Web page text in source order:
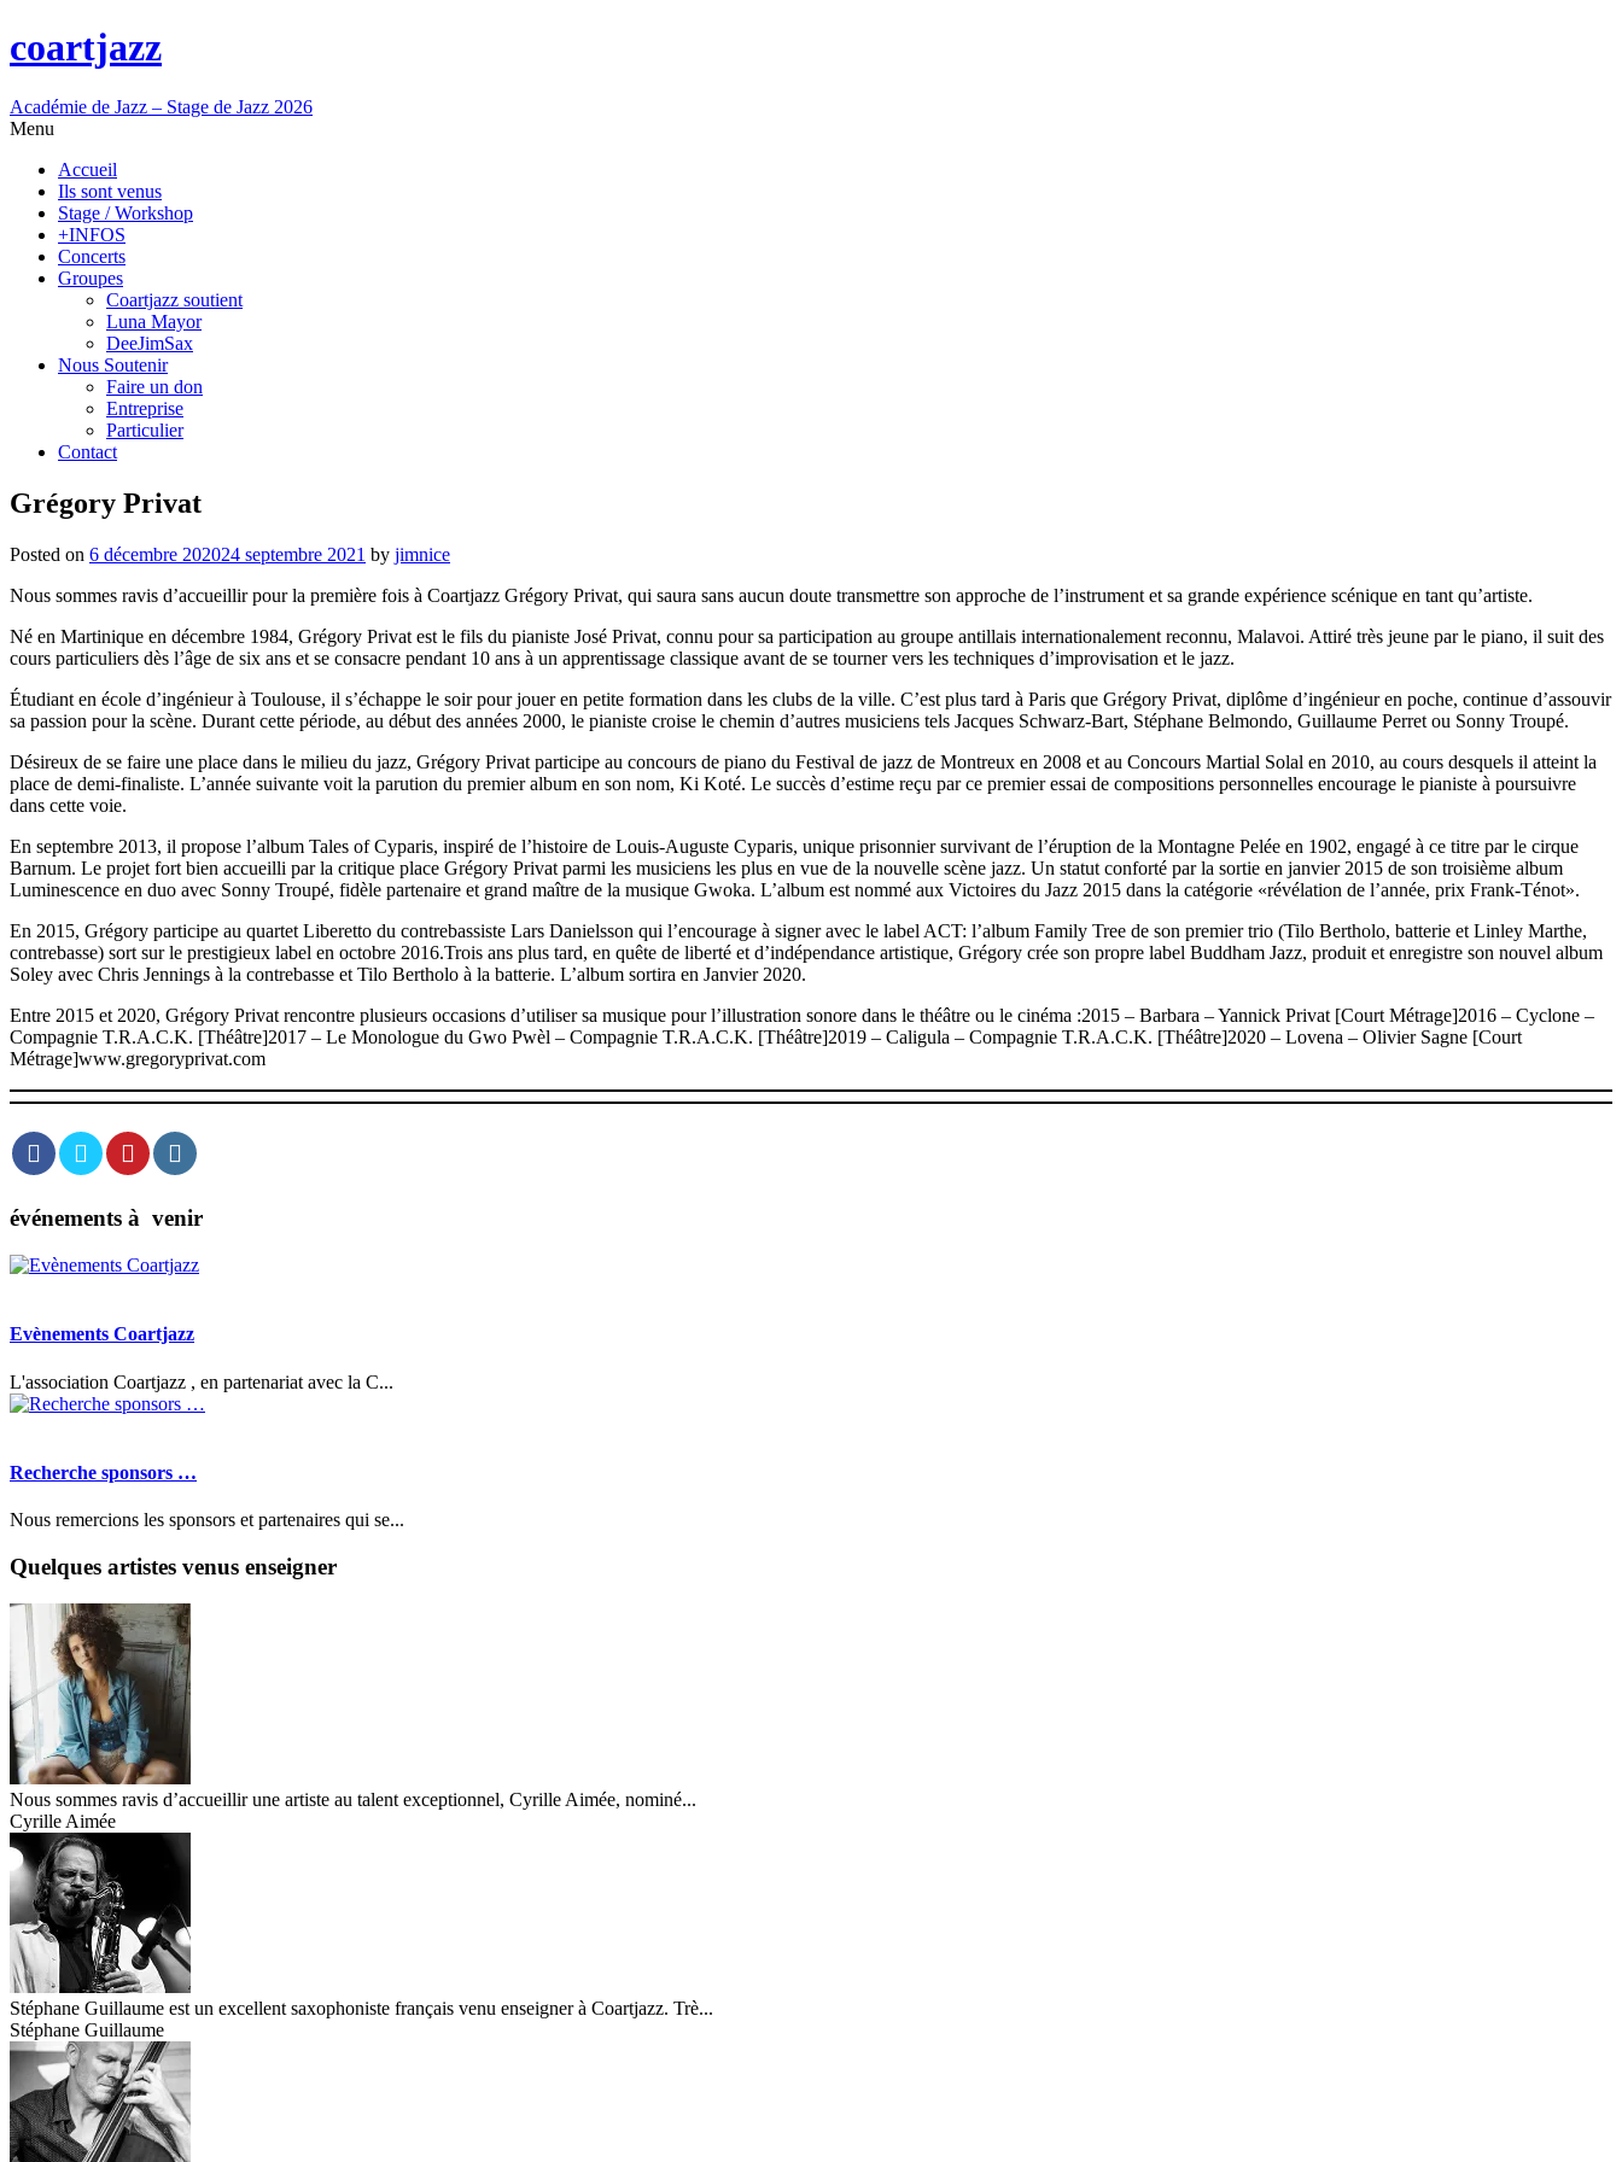
coartjazz
Académie de Jazz – Stage de Jazz 2026
Menu
Accueil
Ils sont venus
Stage / Workshop
+INFOS
Concerts
Groupes
Coartjazz soutient
Luna Mayor
DeeJimSax
Nous Soutenir
Faire un don
Entreprise
Particulier
Contact
Grégory Privat
Posted on 6 décembre 202024 septembre 2021 by jimnice
Nous sommes ravis d’accueillir pour la première fois à Coartjazz Grégory Privat, qui saura sans aucun doute transmettre son approche de l’instrument et sa grande expérience scénique en tant qu’artiste.
Né en Martinique en décembre 1984, Grégory Privat est le fils du pianiste José Privat, connu pour sa participation au groupe antillais internationalement reconnu, Malavoi. Attiré très jeune par le piano, il suit des
cours particuliers dès l’âge de six ans et se consacre pendant 10 ans à un apprentissage classique avant de se tourner vers les techniques d’improvisation et le jazz.
Étudiant en école d’ingénieur à Toulouse, il s’échappe le soir pour jouer en petite formation dans les clubs de la ville. C’est plus tard à Paris que Grégory Privat, diplôme d’ingénieur en poche, continue d’assouvir
sa passion pour la scène. Durant cette période, au début des années 2000, le pianiste croise le chemin d’autres musiciens tels Jacques Schwarz-Bart, Stéphane Belmondo, Guillaume Perret ou Sonny Troupé.
Désireux de se faire une place dans le milieu du jazz, Grégory Privat participe au concours de piano du Festival de jazz de Montreux en 2008 et au Concours Martial Solal en 2010, au cours desquels il atteint la
place de demi-finaliste. L’année suivante voit la parution du premier album en son nom, Ki Koté. Le succès d’estime reçu par ce premier essai de compositions personnelles encourage le pianiste à poursuivre
dans cette voie.
En septembre 2013, il propose l’album Tales of Cyparis, inspiré de l’histoire de Louis-Auguste Cyparis, unique prisonnier survivant de l’éruption de la Montagne Pelée en 1902, engagé à ce titre par le cirque
Barnum. Le projet fort bien accueilli par la critique place Grégory Privat parmi les musiciens les plus en vue de la nouvelle scène jazz. Un statut conforté par la sortie en janvier 2015 de son troisième album
Luminescence en duo avec Sonny Troupé, fidèle partenaire et grand maître de la musique Gwoka. L’album est nommé aux Victoires du Jazz 2015 dans la catégorie «révélation de l’année, prix Frank-Ténot».
En 2015, Grégory participe au quartet Liberetto du contrebassiste Lars Danielsson qui l’encourage à signer avec le label ACT: l’album Family Tree de son premier trio (Tilo Bertholo, batterie et Linley Marthe,
contrebasse) sort sur le prestigieux label en octobre 2016.Trois ans plus tard, en quête de liberté et d’indépendance artistique, Grégory crée son propre label Buddham Jazz, produit et enregistre son nouvel album
Soley avec Chris Jennings à la contrebasse et Tilo Bertholo à la batterie. L’album sortira en Janvier 2020.
Entre 2015 et 2020, Grégory Privat rencontre plusieurs occasions d’utiliser sa musique pour l’illustration sonore dans le théâtre ou le cinéma :2015 – Barbara – Yannick Privat [Court Métrage]2016 – Cyclone –
Compagnie T.R.A.C.K. [Théâtre]2017 – Le Monologue du Gwo Pwèl – Compagnie T.R.A.C.K. [Théâtre]2019 – Caligula – Compagnie T.R.A.C.K. [Théâtre]2020 – Lovena – Olivier Sagne [Court
Métrage]www.gregoryprivat.com
événements à venir
Evènements Coartjazz
L'association Coartjazz , en partenariat avec la C...
Recherche sponsors …
Nous remercions les sponsors et partenaires qui se...
Quelques artistes venus enseigner
Nous sommes ravis d’accueillir une artiste au talent exceptionnel, Cyrille Aimée, nominé...
Cyrille Aimée
Stéphane Guillaume est un excellent saxophoniste français venu enseigner à Coartjazz. Trè...
Stéphane Guillaume